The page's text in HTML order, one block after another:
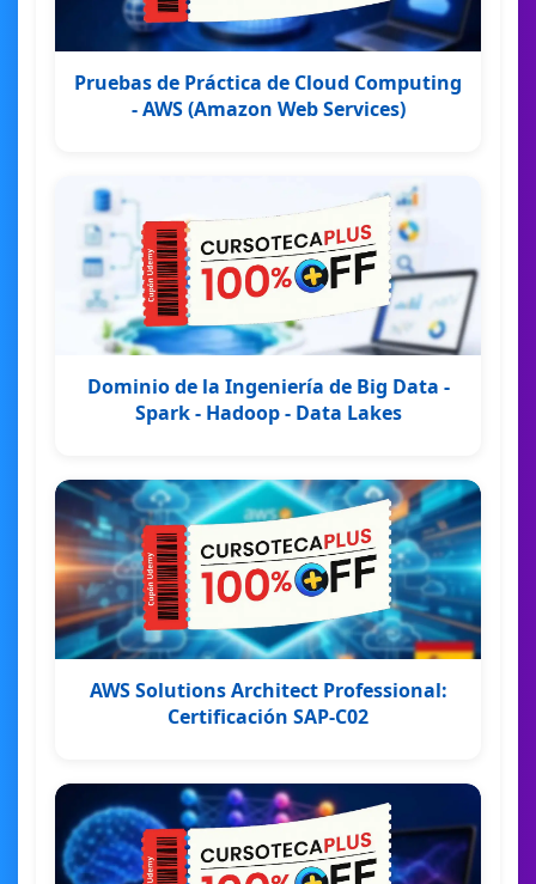
Pruebas de Práctica de Cloud Computing
- AWS (Amazon Web Services)
Dominio de la Ingeniería de Big Data -
Spark - Hadoop - Data Lakes
AWS Solutions Architect Professional:
Certificación SAP-C02